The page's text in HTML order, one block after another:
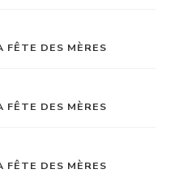
FÊTE DES MÈRES
FÊTE DES MÈRES
FÊTE DES MÈRES